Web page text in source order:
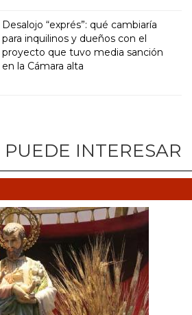
Desalojo “exprés”: qué cambiaría
para inquilinos y dueños con el
proyecto que tuvo media sanción
en la Cámara alta
INTERESAR